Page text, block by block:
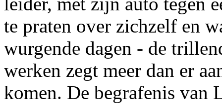
te praten over zichzelf en
wurgende dagen - de
werken zegt meer dan er
komen. De begrafenis van